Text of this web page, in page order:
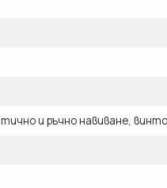
и ръчно навиване,